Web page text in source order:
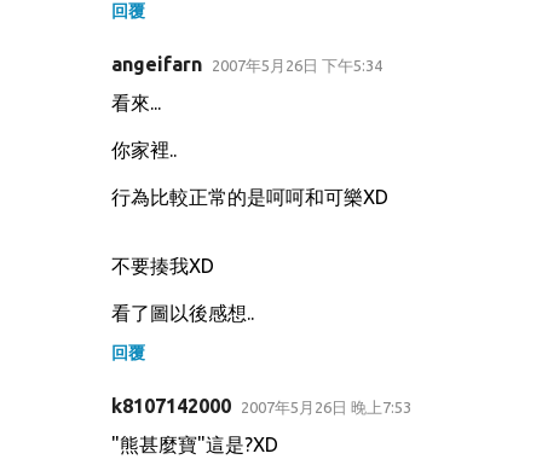
回覆
angeifarn 2007年5月26日 下午5:34
看來...
你家裡..
行為比較正常的是呵呵和可樂XD
不要揍我XD
看了圖以後感想..
回覆
k8107142000 2007年5月26日 晚上7:53
"熊甚麼寶"這是?XD